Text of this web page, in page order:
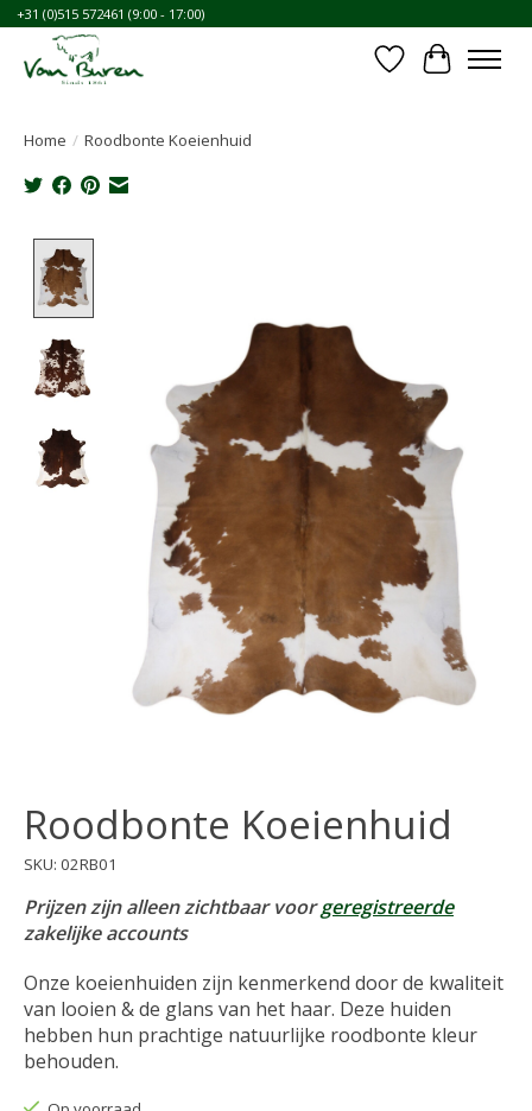
+31 (0)515 572461 (9:00 - 17:00)
Verlanglijst
Home / Roodbonte Koeienhuid
Roodbonte Koeienhuid
SKU: 02RB01
Prijzen zijn alleen zichtbaar voorgeregistreerde
zakelijke accounts
Onze koeienhuiden zijn kenmerkend door de kwaliteit
van looien & de glans van het haar. Deze huiden
hebben hun prachtige natuurlijke roodbonte kleur
behouden.